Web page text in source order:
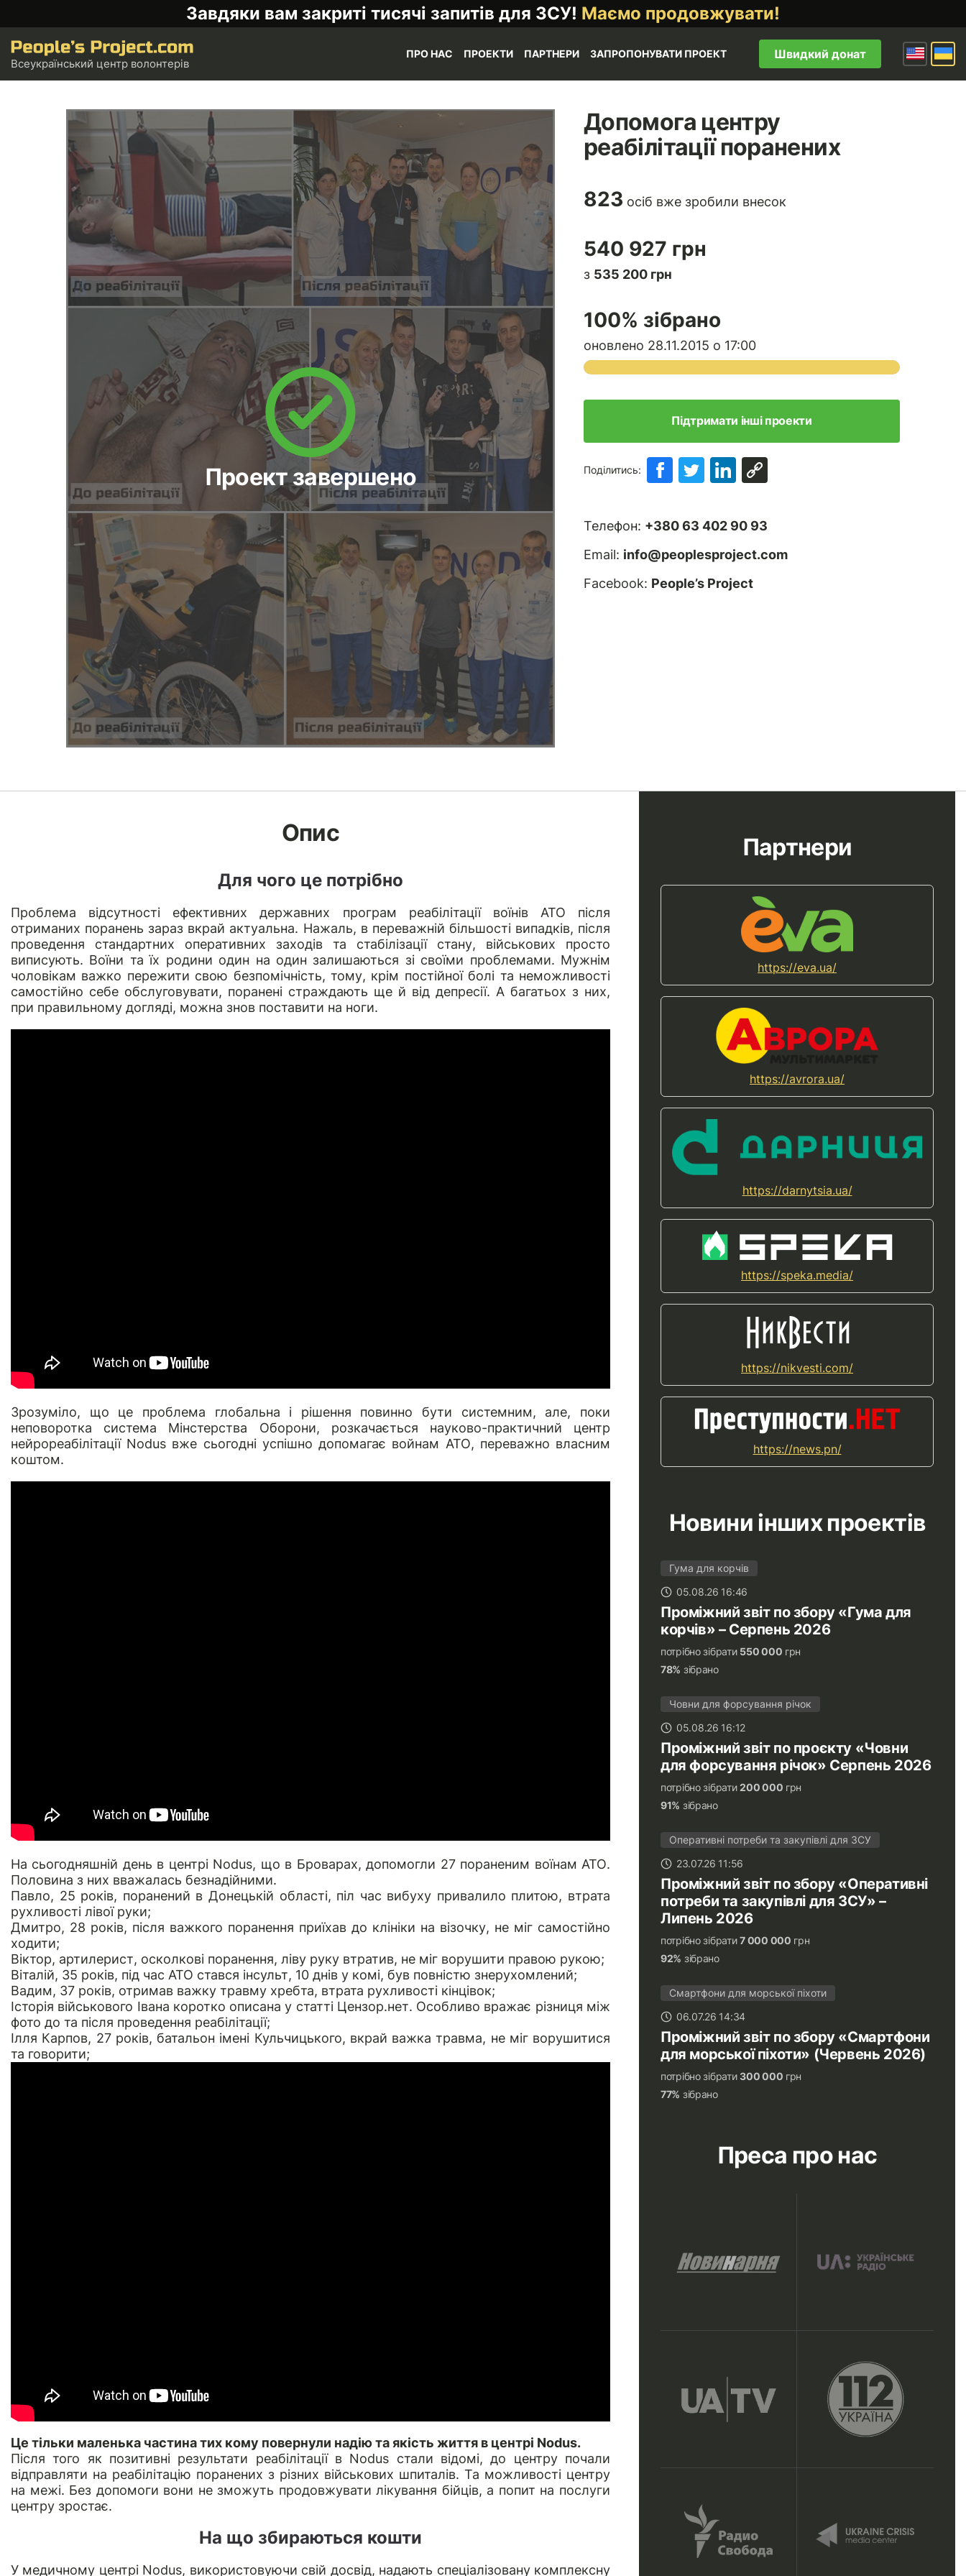
Завдяки вам закриті тисячі запитів для ЗСУ! Маємо продовжувати!
Всеукраїнський центр волонтерів
ПРО НАС ПРОЕКТИ ПАРТНЕРИ ЗАПРОПОНУВАТИ ПРОЕКТ Швидкий донат
Проект завершено
Допомога центру
реабілітації поранених
823 осіб вже зробили внесок
540 927 грн
з 535 200 грн
100% зібрано
оновлено 28.11.2015 о 17:00
Підтримати інші проекти
Поділитись:
Телефон: +380 63 402 90 93
Email: info@peoplesproject.com
Facebook: People’s Project
Опис
Для чого це потрібно
Проблема відсутності ефективних державних програм реабілітації воїнів АТО після
отриманих поранень зараз вкрай актуальна. Нажаль, в переважній більшості випадків, після
проведення стандартних оперативних заходів та стабілізації стану, військових просто
виписують. Воїни та їх родини один на один залишаються зі своїми проблемами. Мужнім
чоловікам важко пережити свою безпомічність, тому, крім постійної болі та неможливості
самостійно себе обслуговувати, поранені страждають ще й від депресії. А багатьох з них,
при правильному догляді, можна знов поставити на ноги.
Зрозуміло, що це проблема глобальна і рішення повинно бути системним, але, поки
неповоротка система Мінстерства Оборони, розкачається науково-практичний центр
нейрореабілітації Nodus вже сьогодні успішно допомагає войнам АТО, переважно власним
коштом.
На сьогодняшній день в центрі Nodus, що в Броварах, допомогли 27 пораненим воїнам АТО.
Половина з них вважалась безнадійними.
Павло, 25 років, поранений в Донецькій області, піл час вибуху привалило плитою, втрата
рухливості лівої руки;
Дмитро, 28 років, після важкого поранення приїхав до клініки на візочку, не міг самостійно
ходити;
Віктор, артилерист, осколкові поранення, ліву руку втратив, не міг ворушити правою рукою;
Віталій, 35 років, під час АТО стався інсульт, 10 днів у комі, був повністю знерухомлений;
Вадим, 37 років, отримав важку травму хребта, втрата рухливості кінцівок;
Історія військового Івана коротко описана у статті Цензор.нет. Особливо вражає різниця між
фото до та після проведення реабілітації;
Ілля Карпов, 27 років, батальон імені Кульчицького, вкрай важка травма, не міг ворушитися
та говорити;
Це тільки маленька частина тих кому повернули надію та якість життя в центрі Nodus.
Після того як позитивні результати реабілітації в Nodus стали відомі, до центру почали
відправляти на реабілітацію поранених з різних військових шпиталів. Та можливості центру
на межі. Без допомоги вони не зможуть продовжувати лікування бійців, а попит на послуги
центру зростає.
На що збираються кошти
У медичному центрі Nodus, використовуючи свій досвід, надають спеціалізовану комплексну
Партнери
https://eva.ua/
https://avrora.ua/
https://darnytsia.ua/
https://speka.media/
https://nikvesti.com/
https://news.pn/
Новини інших проектів
Гума для корчів
05.08.26 16:46
Проміжний звіт по збору «Гума для
корчів» – Серпень 2026
потрібно зібрати 550 000 грн
78% зібрано
Човни для форсування річок
05.08.26 16:12
Проміжний звіт по проєкту «Човни
для форсування річок» Серпень 2026
потрібно зібрати200 000 грн
91% зібрано
Оперативні потреби та закупівлі для ЗСУ
23.07.26 11:56
Проміжний звіт по збору «Оперативні
потреби та закупівлі для ЗСУ» –
Липень 2026
потрібно зібрати7 000 000 грн
92% зібрано
Смартфони для морської піхоти
06.07.26 14:34
Проміжний звіт по збору «Смартфони
для морської піхоти» (Червень 2026)
потрібно зібрати300 000 грн
77% зібрано
Преса про нас